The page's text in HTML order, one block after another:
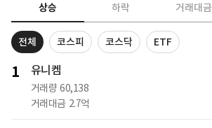
상승 하락 거래대금
전체 코스피 코스닥 ETF
1 유니켐
거래량 60,138
거래대금 2.7억